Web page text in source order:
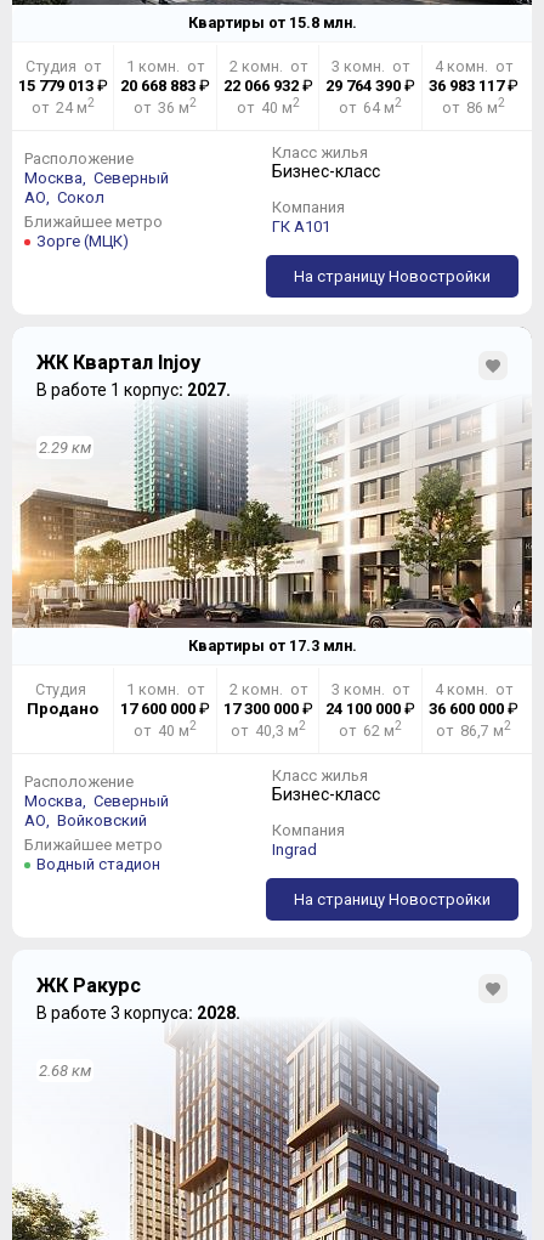
Квартиры от 15.8млн.
Студия от
15 779 013₽
от 24 м2
1 комн. от
20 668 883 ₽
от 36 м2
2 комн. от
22 066 932₽
от 40 м2
3 комн. от
29 764 390 ₽
от 64 м2
4 комн. от
36 983 117₽
от 86 м2
Расположение
Москва, Северный
АО, Сокол
Ближайшее метро
Зорге (МЦК)
Класс жилья
Бизнес-класс
Компания
ГК А101
На страницу Новостройки
ЖК Квартал Injoy
В работе 1 корпус: 2027.
2.29 км
Квартиры от 17.3млн.
Студия
Продано
1 комн. от
17 600 000 ₽
от 40 м2
2 комн. от
17 300 000₽
от 40,3 м2
3 комн. от
24 100 000 ₽
от 62 м2
4 комн. от
36 600 000₽
от 86,7 м2
Расположение
Москва, Северный
АО, Войковский
Ближайшее метро
Водный стадион
Класс жилья
Бизнес-класс
Компания
Ingrad
На страницу Новостройки
ЖК Ракурс
В работе 3 корпуса: 2028.
2.68 км